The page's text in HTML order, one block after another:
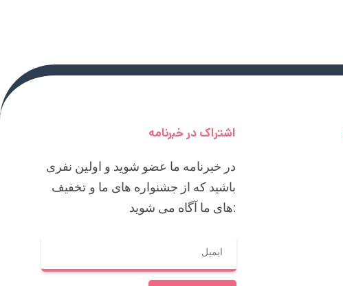
اشتراک در خبرنامه
در خبرنامه ما عضو شوید و اولین نفری
باشید که از جشنواره های ما و تخفیف
های ما آگاه می شوید: